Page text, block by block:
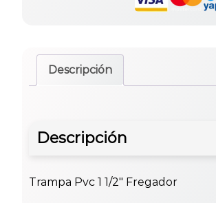
Descripción
Descripción
Trampa Pvc 1 1/2″ Fregador